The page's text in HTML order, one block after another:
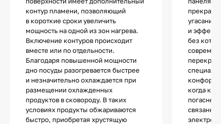
контур пламени, позволяющий
в короткие сроки увеличить
мощность на одной из зон нагрева.
Включение контуров происходит
вместе или по отдельности.
Благодаря повышенной мощности
дно посуды разогревается быстрее
и незначительно охлаждается при
размещении охлажденных
продуктов в сковороду. В таких
условиях продукты обжариваются
быстро, приобретая хрустящую
угасании
и
без
когда
погаснет,